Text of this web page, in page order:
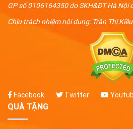
GP số 0106164350 do SKH&ĐT Hà
Chịu trách nhiệm nội dung: Trần Thị Kiều
Facebook Twitter
QUÀ TẶNG